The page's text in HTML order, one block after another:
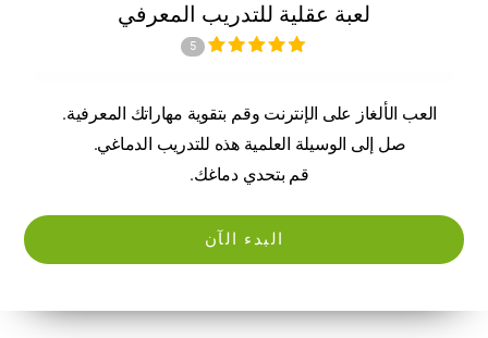
لعبة عقلية للتدريب المعرفي
5
العب الألغاز على الإنترنت وقم بتقوية مهاراتك المعرفية.
صل إلى الوسيلة العلمية هذه للتدريب الدماغي.
قم بتحدي دماغك.
البدء الآن